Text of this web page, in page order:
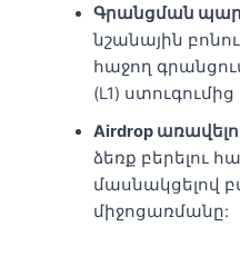
Գրանցման
նշանային
հաջող
(L1)
Airdrop
ձեռք բերելու
մասնակցելով
միջոցառմանը: